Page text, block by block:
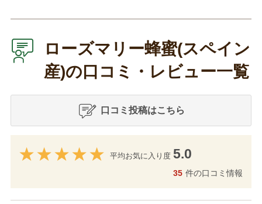
ローズマリー蜂蜜(スペイン
産)の口コミ・レビュー一覧
口コミ投稿はこちら
平均お気に入り度 5.0
35 件の口コミ情報